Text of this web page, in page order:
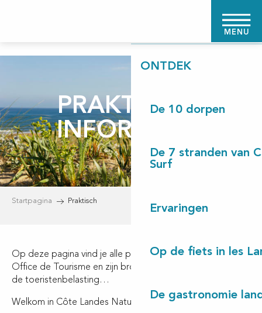
MENU
ONTDEK
De 10 dorpen
De 7 stranden van
Surf
Ervaringen
Op de fiets in les
De gastronomie
PRAKTISCHE
INFORMATIE
Startpagina Praktisch
Op deze pagina vind je alle praktische informatie over het
Office de Tourisme en zijn brochures, de zomershuttles,
de toeristenbelasting…
Welkom in Côte Landes Nature!